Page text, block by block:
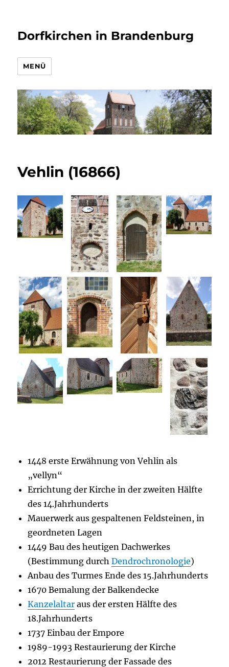
Dorfkirchen in Brandenburg
MENÜ
Vehlin (16866)
1448 erste Erwähnung von Vehlin als
„vellyn“
Errichtung der Kirche in der zweiten Hälfte
des 14.Jahrhunderts
Mauerwerk aus gespaltenen Feldsteinen, in
geordneten Lagen
1449 Bau des heutigen Dachwerkes
(Bestimmung durchDendrochronologie)
Anbau des Turmes Ende des 15.Jahrhunderts
1670 Bemalung der Balkendecke
Kanzelaltar aus der ersten Hälfte des
18.Jahrhunderts
1737 Einbau der Empore
1989-1993 Restaurierung der Kirche
2012 Restaurierung der Fassade des